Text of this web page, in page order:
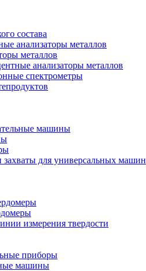
состава
анализаторы металлов
металлов
анализаторы металлов
спектрометры
машины
для универсальных машин
измерения твердости
приборы
машины